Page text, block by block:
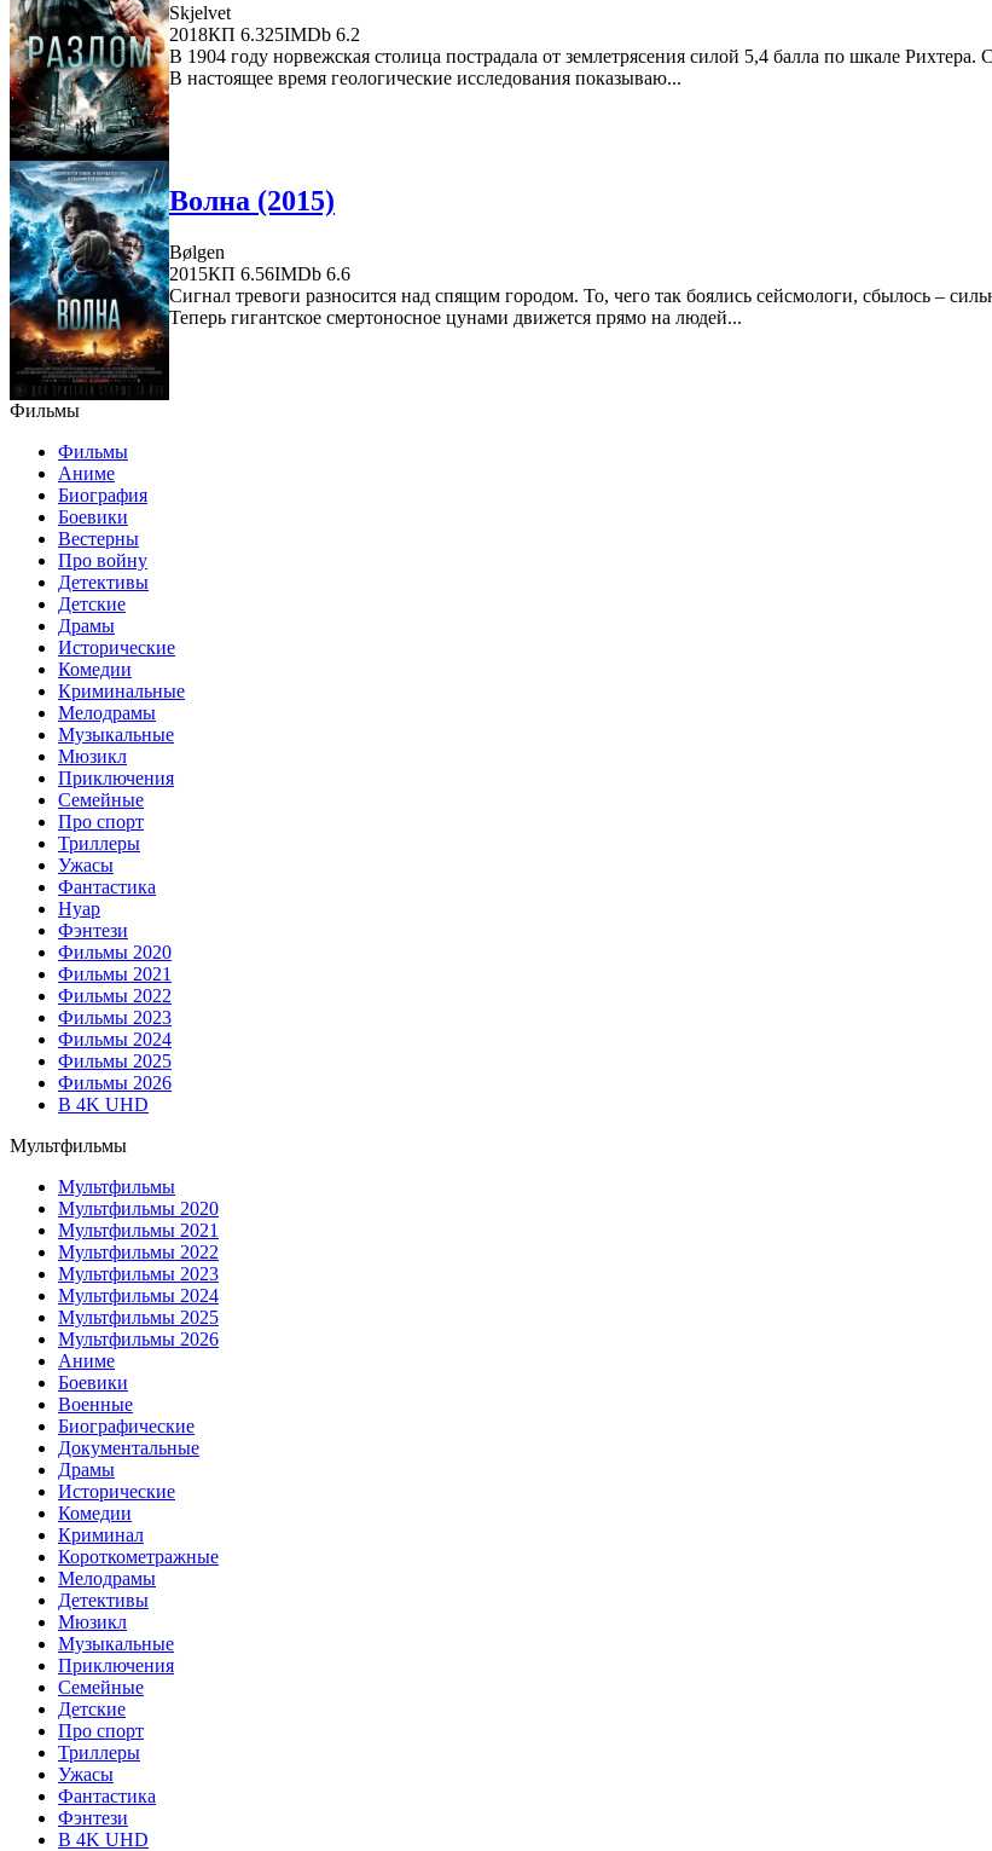
Skjelvet
2018КП 6.325IMDb 6.2
В 1904 году норвежская столица пострадала от землетрясения силой 5,4 балла по шкале
В настоящее время геологические исследования показываю...
Волна (2015)
Bølgen
2015КП 6.56IMDb 6.6
Сигнал тревоги разносится над спящим городом. То, чего так боялись сейсмологи, сбылось –
Теперь гигантское смертоносное цунами движется прямо на людей...
Фильмы
Фильмы
Аниме
Биография
Боевики
Вестерны
Про войну
Детективы
Детские
Драмы
Исторические
Комедии
Криминальные
Мелодрамы
Музыкальные
Мюзикл
Приключения
Семейные
Про спорт
Триллеры
Ужасы
Фантастика
Нуар
Фэнтези
Фильмы 2020
Фильмы 2021
Фильмы 2022
Фильмы 2023
Фильмы 2024
Фильмы 2025
Фильмы 2026
В 4K UHD
Мультфильмы
Мультфильмы
Мультфильмы 2020
Мультфильмы 2021
Мультфильмы 2022
Мультфильмы 2023
Мультфильмы 2024
Мультфильмы 2025
Мультфильмы 2026
Аниме
Боевики
Военные
Биографические
Документальные
Драмы
Исторические
Комедии
Криминал
Короткометражные
Мелодрамы
Детективы
Мюзикл
Музыкальные
Приключения
Семейные
Детские
Про спорт
Триллеры
Ужасы
Фантастика
Фэнтези
В 4K UHD